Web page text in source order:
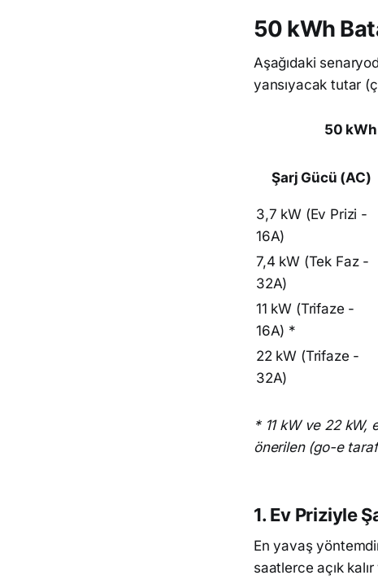
50 kWh
Aşağıdaki
yansıyacak tutar
50
Şarj Gücü (AC)
3,7 kW (Ev Prizi -
16A)
7,4 kW (Tek Faz -
32A)
11 kW (Trifaze -
16A) *
22 kW (Trifaze -
32A)
* 11 kW ve 22 kW,
önerilen (go-e
1. Ev Priziyle
En yavaş
saatlerce açık